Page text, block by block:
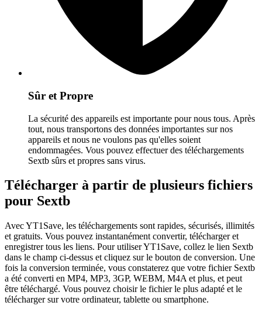
Sûr et Propre
La sécurité des appareils est importante pour nous tous. Après
tout, nous transportons des données importantes sur nos
appareils et nous ne voulons pas qu'elles soient
endommagées. Vous pouvez effectuer des téléchargements
Sextb sûrs et propres sans virus.
Télécharger à partir de plusieurs fichiers
pour Sextb
Avec YT1Save, les téléchargements sont rapides, sécurisés, illimités
et gratuits. Vous pouvez instantanément convertir, télécharger et
enregistrer tous les liens. Pour utiliser YT1Save, collez le lien Sextb
dans le champ ci-dessus et cliquez sur le bouton de conversion. Une
fois la conversion terminée, vous constaterez que votre fichier Sextb
a été converti en MP4, MP3, 3GP, WEBM, M4A et plus, et peut
être téléchargé. Vous pouvez choisir le fichier le plus adapté et le
télécharger sur votre ordinateur, tablette ou smartphone.